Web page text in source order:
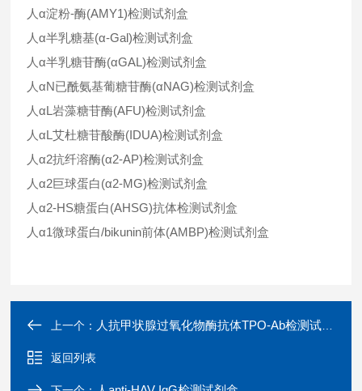
人α淀粉-酶(AMY1)检测试剂盒
人α半乳糖基(α-Gal)检测试剂盒
人α半乳糖苷酶(αGAL)检测试剂盒
人αN已酰氨基葡糖苷酶(αNAG)检测试剂盒
人αL岩藻糖苷酶(AFU)检测试剂盒
人αL艾杜糖苷酸酶(IDUA)检测试剂盒
人α2抗纤溶酶(α2-AP)检测试剂盒
人α2巨球蛋白(α2-MG)检测试剂盒
人α2-HS糖蛋白(AHSG)抗体检测试剂盒
人α1微球蛋白/bikunin前体(AMBP)检测试剂盒
上一个： 人抗甲状腺过氧化物酶抗体TPO-Ab检测试剂盒
返回列表